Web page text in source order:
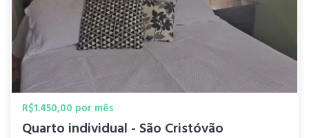
R$1.450,00 por mês
Quarto individual - São Cristóvão